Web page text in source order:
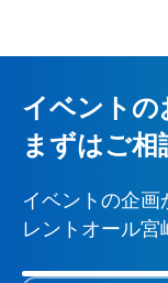
イベントの
まずはご相
イベントの企画
レントオール宮